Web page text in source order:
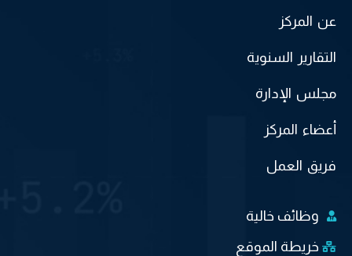
عن المركز
التقارير السنوية
مجلس الإدارة
أعضاء المركز
فريق العمل
وظائف خالية
خريطة الموقع